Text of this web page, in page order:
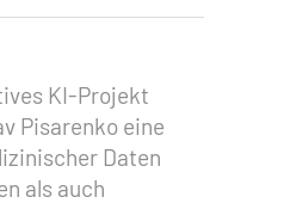
KI-Projekt
Pisarenko eine
Daten
als auch